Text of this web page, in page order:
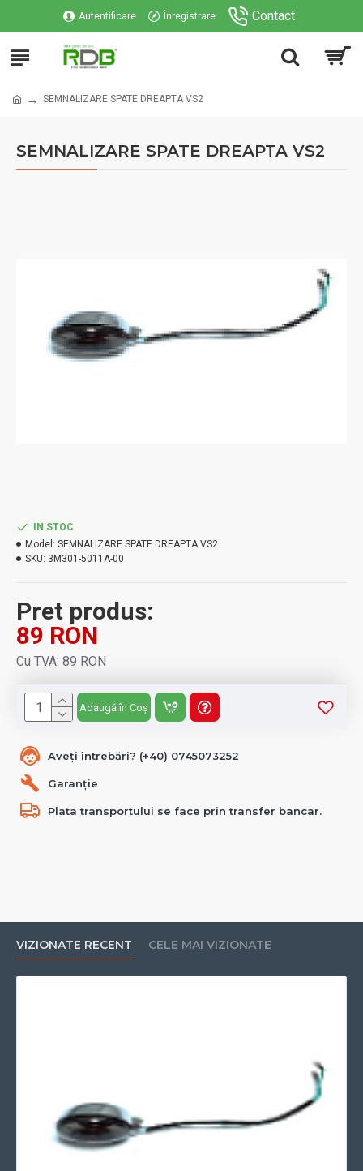
Autentificare Înregistrare Contact
SEMNALIZARE SPATE DREAPTA VS2
SEMNALIZARE SPATE DREAPTA VS2
Aveți întrebări? (+40) 0745073252
Garanție
Plata transportului se face prin transfer bancar.
Pret produs:
89 RON
Cu TVA: 89 RON
IN STOC
Model: SEMNALIZARE SPATE DREAPTA VS2
SKU: 3M301-5011A-00
Adaugă în Coș
VIZIONATE RECENT CELE MAI VIZIONATE